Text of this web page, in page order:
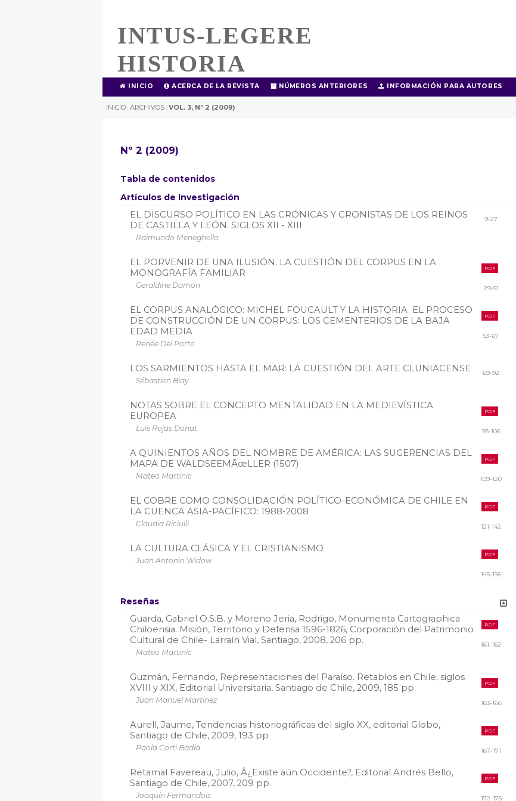
INTUS-LEGERE
HISTORIA
INICIO ACERCA DE LA REVISTA NÚMEROS ANTERIORES INFORMACIÓN PARA AUTORES
INICIO | ARCHIVOS | VOL. 3, Nº 2 (2009)
Nº 2 (2009)
Tabla de contenidos
Artículos de Investigación
EL DISCURSO POLÍTICO EN LAS CRÓNICAS Y CRONISTAS DE LOS REINOS
DE CASTILLA Y LEÓN. SIGLOS XII - XIII
Raimundo Meneghello
9-27
EL PORVENIR DE UNA ILUSIÓN. LA CUESTIÓN DEL CORPUS EN LA
MONOGRAFÍA FAMILIAR
Geraldine Damon
PDF
29-51
EL CORPUS ANALÓGICO: MICHEL FOUCAULT Y LA HISTORIA. EL PROCESO
DE CONSTRUCCIÓN DE UN CORPUS: LOS CEMENTERIOS DE LA BAJA
EDAD MEDIA
Renée Del Porto
PDF
53-67
LOS SARMIENTOS HASTA EL MAR: LA CUESTIÓN DEL ARTE CLUNIACENSE
Sébastien Biay
69-92
NOTAS SOBRE EL CONCEPTO MENTALIDAD EN LA MEDIEVÍSTICA
EUROPEA
Luis Rojas Donat
PDF
93-106
A QUINIENTOS AÑOS DEL NOMBRE DE AMÉRICA: LAS SUGERENCIAS DEL
MAPA DE WALDSEEMÃœLLER (1507)
Mateo Martinic
PDF
109-120
EL COBRE COMO CONSOLIDACIÓN POLÍTICO-ECONÓMICA DE CHILE EN
LA CUENCA ASIA-PACÍFICO: 1988-2008
Claudia Riciulli
PDF
121-142
LA CULTURA CLÁSICA Y EL CRISTIANISMO
Juan Antonio Widow
PDF
145-158
Reseñas
Guarda, Gabriel O.S.B. y Moreno Jeria, Rodrigo, Monumenta Cartographica
Chiloensia. Misión, Territorio y Defensa 1596-1826, Corporación del Patrimonio
Cultural de Chile- Larraín Vial, Santiago, 2008, 206 pp.
Mateo Martinic
PDF
161-162
Guzmán, Fernando, Representaciones del Paraíso. Retablos en Chile, siglos
XVIII y XIX, Editorial Universitaria, Santiago de Chile, 2009, 185 pp.
Juan Manuel Martínez
PDF
163-166
Aurell, Jaume, Tendencias historiográficas del siglo XX, editorial Globo,
Santiago de Chile, 2009, 193 pp
Paola Corti Badía
PDF
167-171
Retamal Favereau, Julio, Â¿Existe aún Occidente?, Editorial Andrés Bello,
Santiago de Chile, 2007, 209 pp.
Joaquín Fermandois
PDF
172-175